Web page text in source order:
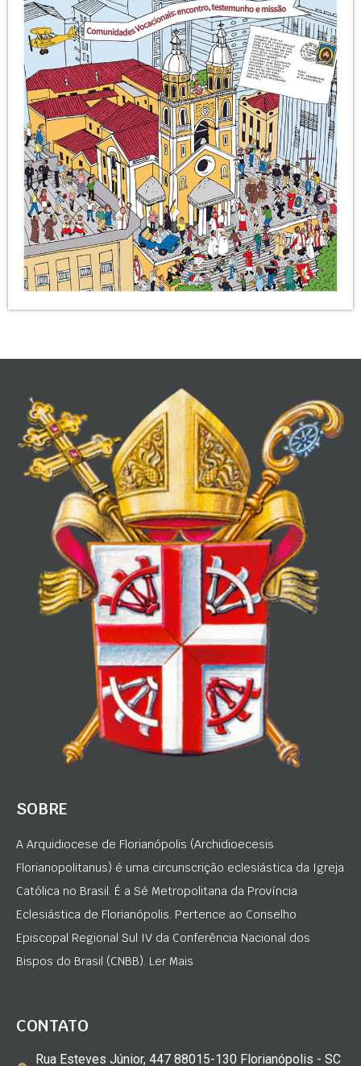
SOBRE
A Arquidiocese de Florianópolis (Archidioecesis
Florianopolitanus) é uma circunscrição eclesiástica da Igreja
Católica no Brasil. É a Sé Metropolitana da Província
Eclesiástica de Florianópolis. Pertence ao Conselho
Episcopal Regional Sul IV da Conferência Nacional dos
Bispos do Brasil (CNBB). Ler Mais
CONTATO
Rua Esteves Júnior, 447 88015-130 Florianópolis - SC